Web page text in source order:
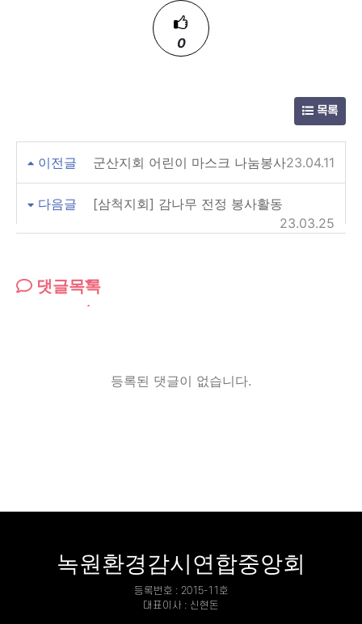
0
목록
이전글 군산지회 어린이 마스크 나눔봉사23.04.11
다음글
[삼척지회] 감나무 전정 봉사활동
23.03.25
댓글목록
등록된 댓글이 없습니다.
녹원환경감시연합중앙회
등록번호 : 2015-11호
대표이사 : 신현돈